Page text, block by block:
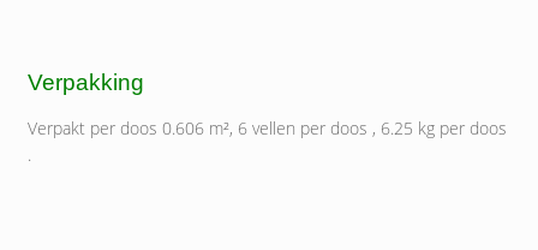
Verpakking
Verpakt per doos 0.606 m², 6 vellen per doos , 6.25 kg per doos
.